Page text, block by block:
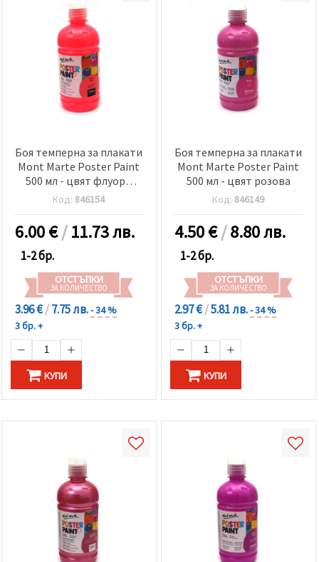
Боя темперна за плакати
Mont Marte Poster Paint
500 мл - цвят флуоро
розово
Код: 846154
6.00€/11.73 лв.
1-2 бр.
ОТСТЪПКИ
ЗА КОЛИЧЕСТВО
3.96 €/7.75 лв.- 34 %
3 бр. +
КУПИ
Боя темперна за плакати
Mont Marte Poster Paint
500 мл - цвят розова
Код: 846149
4.50€/8.80 лв.
1-2 бр.
ОТСТЪПКИ
ЗА КОЛИЧЕСТВО
2.97 €/5.81 лв.- 34 %
3 бр. +
КУПИ